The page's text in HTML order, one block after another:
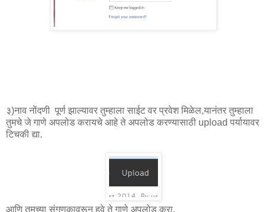
३)नाव नोंदणी पूर्ण झाल्यावर तुम्हाला साईट वर प्रवेश मिळेल,यानंतर तुम्हाला
तुमचे जे गाणे अपलोड करायचे आहे ते अपलोड करण्यासाठी upload पर्यायावर
टिचकी द्या.
आणि तुमच्या संगणकावरून हवे ते गाणे अपलोड करा.